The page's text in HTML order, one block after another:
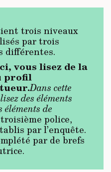
trois niveaux
par trois
différentes.
vous lisez de la
profil
Dans cette
des éléments
éléments de
police,
par l’enquête.
par de brefs